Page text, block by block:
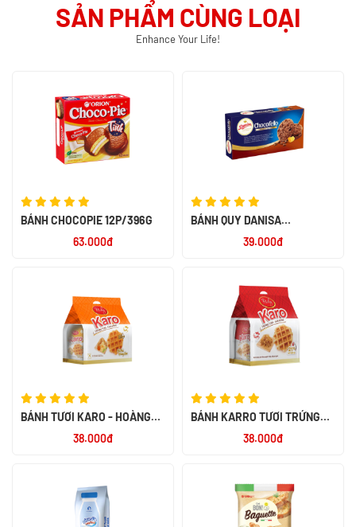
SẢN PHẨM CÙNG LOẠI
Enhance Your Life!
BÁNH CHOCOPIE 12P/396G
63.000đ
BÁNH QUY DANISA
CHOCOFELLO 150G - NK
INDONESIA39.000đ
BÁNH TƯƠI KARO - HOÀNG
38.000đ
BÁNH KARRO TƯƠI TRỨNG
38.000đ